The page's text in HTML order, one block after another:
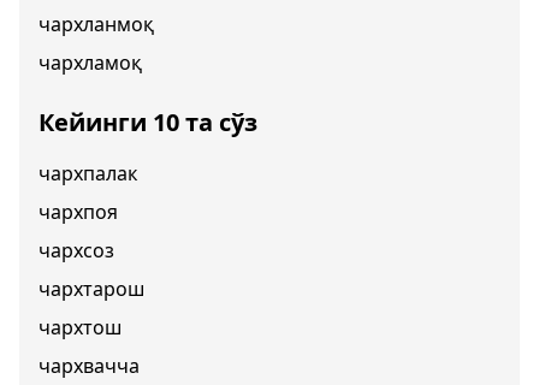
чархланмоқ
чархламоқ
Кейинги 10 та сўз
чархпалак
чархпоя
чархсоз
чархтарош
чархтош
чархвачча